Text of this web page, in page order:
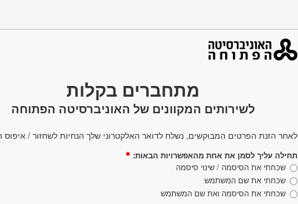
מתחברים בקלות
לשירותים המקוונים של האוניברסיטה הפתוחה
לאחר הזנת הפרטים המבוקשים, נשלח לדואר האלקטרוני שלך הנחיות לשחזור / איפוס
תחילה עליך לסמן את אחת מהאפשרויות הבאות:
שכחתי את הסיסמה / שינוי סיסמה
שכחתי את שם המשתמש
שכחתי את הסיסמה ואת שם המשתמש